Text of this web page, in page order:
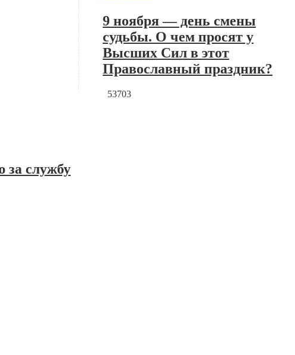
9 ноября — день смены
судьбы. О чем просят у
Высших Сил в этот
Православный праздник?
53703
за службу